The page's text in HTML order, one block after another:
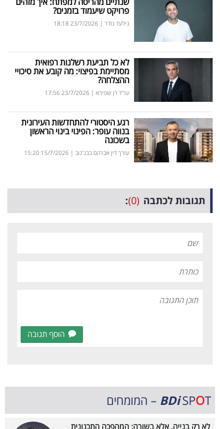
באייס
עקבו
אחרינו:
פרויקט שיעמוד בזמנים?
גילעד גודר |
23/7/2026
18:18
לא כל תביעת רשלנות רפואית
מסתיימת בפיצוי: מה קובע את סיכויי
ההצלחה?
עו"ד רן שפירא |
23/7/2026
17:56
רגע היסטורי להתחדשות העירונית
בנווה עופר: הפינוי בינוי הראשון
בשכונה
עורך דין אברהם בבג'נוב |
15/7/2026
15:20
תגובות לכתבה (0)
:
הוסף תגובה
BDiSPOT – המומחים
לא רק בנייה, אלא בשורה: המהפכה התכנונית